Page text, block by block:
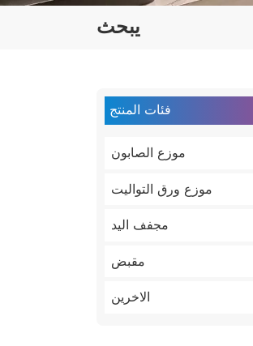
يبحث
فئات المنتج
موزع الصابون
موزع ورق التواليت
مجفف اليد
مقبض
الاخرين